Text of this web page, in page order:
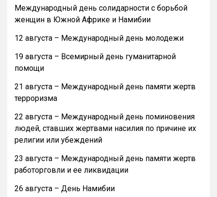
Международный день солидарности с борьбой
женщин в Южной Африке и Намибии
12 августа – Международный день молодежи
19 августа – Всемирный день гуманитарной
помощи
21 августа – Международный день памяти жертв
терроризма
22 августа – Международный день поминовения
людей, ставших жертвами насилия по причине их
религии или убеждений
23 августа – Международный день памяти жертв
работорговли и ее ликвидации
26 августа – День Намибии